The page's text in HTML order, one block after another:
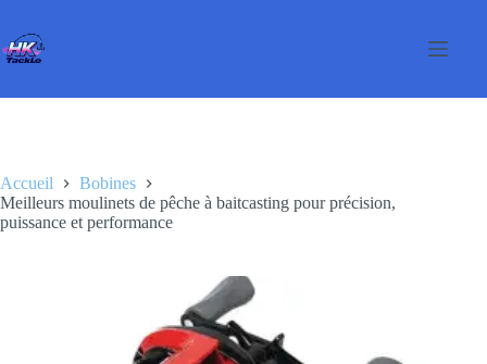
contenu
Accueil
Bobines
Meilleurs moulinets de pêche à baitcasting pour précision,
puissance et performance